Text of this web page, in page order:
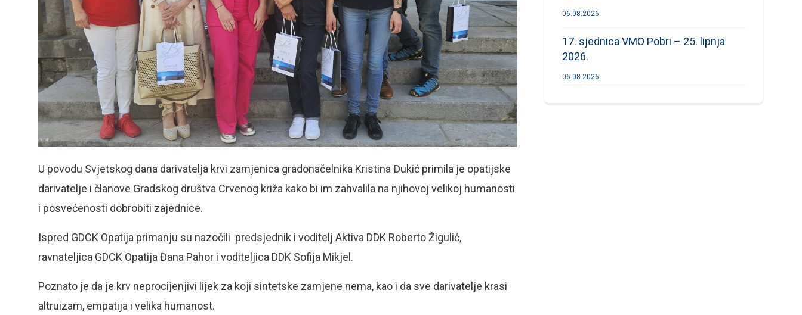
U povodu Svjetskog dana darivatelja krvi zamjenica gradonačelnika Kristina Đukić primila je opatijske
darivatelje i članove Gradskog društva Crvenog križa kako bi im zahvalila na njihovoj velikoj humanosti
i posvećenosti dobrobiti zajednice.
Ispred GDCK Opatija primanju su nazočili predsjednik i voditelj Aktiva DDK Roberto Žigulić,
ravnateljica GDCK Opatija Đana Pahor i voditeljica DDK Sofija Mikjel.
Poznato je da je krv neprocijenjivi lijek za koji sintetske zamjene nema, kao i da sve darivatelje krasi
altruizam, empatija i velika humanost.
06.08.2026.
17. sjednica VMO Pobri – 25. lipnja
2026.
06.08.2026.